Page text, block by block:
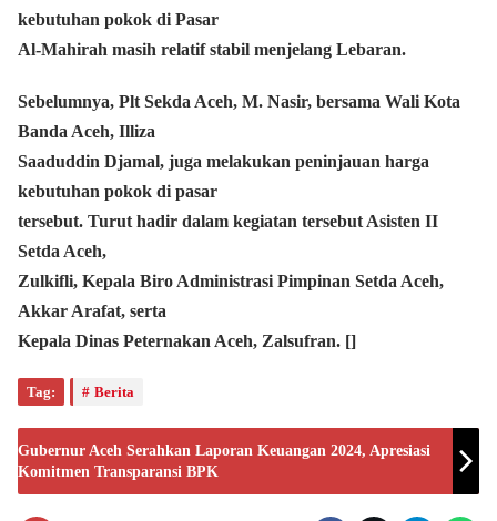
kebutuhan pokok di Pasar
Al-Mahirah masih relatif stabil menjelang Lebaran.
Sebelumnya, Plt Sekda Aceh, M. Nasir, bersama Wali Kota
Banda Aceh, Illiza
Saaduddin Djamal, juga melakukan peninjauan harga
kebutuhan pokok di pasar
tersebut. Turut hadir dalam kegiatan tersebut Asisten II
Setda Aceh,
Zulkifli, Kepala Biro Administrasi Pimpinan Setda Aceh,
Akkar Arafat, serta
Kepala Dinas Peternakan Aceh, Zalsufran. []
Tag: Berita
Gubernur Aceh Serahkan Laporan Keuangan 2024, Apresiasi
Komitmen Transparansi BPK